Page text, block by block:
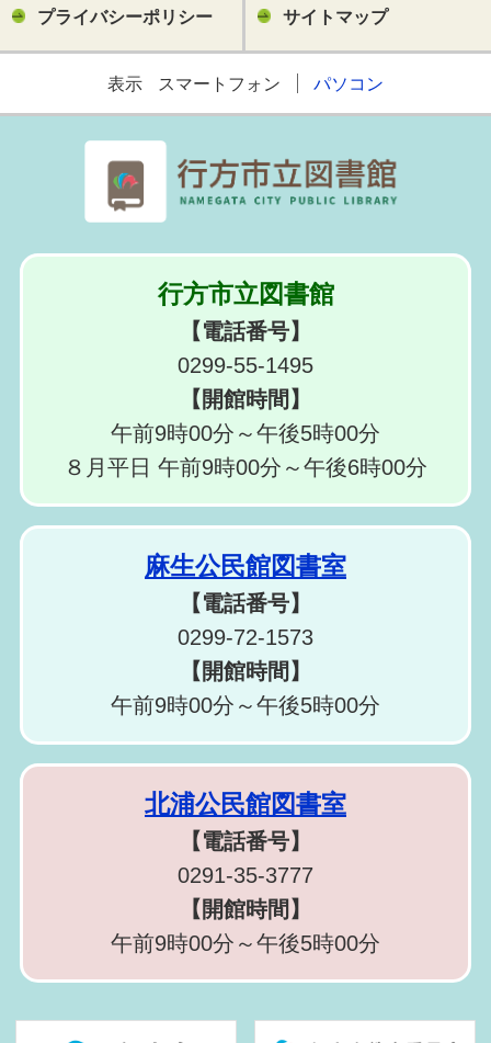
プライバシーポリシー サイトマップ
表示 スマートフォン パソコン
行方市立図書館
【電話番号】
0299-55-1495
【開館時間】
午前9時00分～午後5時00分
８月平日 午前9時00分～午後6時00分
麻生公民館図書室
【電話番号】
0299-72-1573
【開館時間】
午前9時00分～午後5時00分
北浦公民館図書室
【電話番号】
0291-35-3777
【開館時間】
午前9時00分～午後5時00分